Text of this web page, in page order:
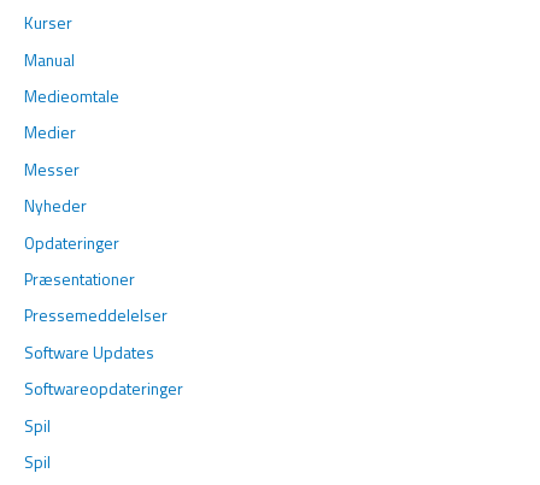
Kurser
Manual
Medieomtale
Medier
Messer
Nyheder
Opdateringer
Præsentationer
Pressemeddelelser
Software Updates
Softwareopdateringer
Spil
Spil